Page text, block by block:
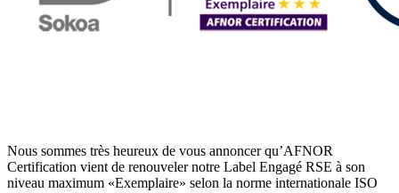
Nous sommes très heureux de vous annoncer qu’AFNOR
Certification vient de renouveler notre Label Engagé RSE à son
niveau maximum «Exemplaire» selon la norme internationale ISO